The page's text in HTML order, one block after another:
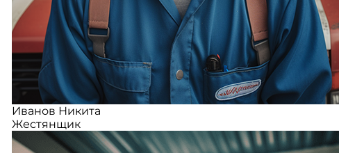
Иванов Никита
Жестянщик